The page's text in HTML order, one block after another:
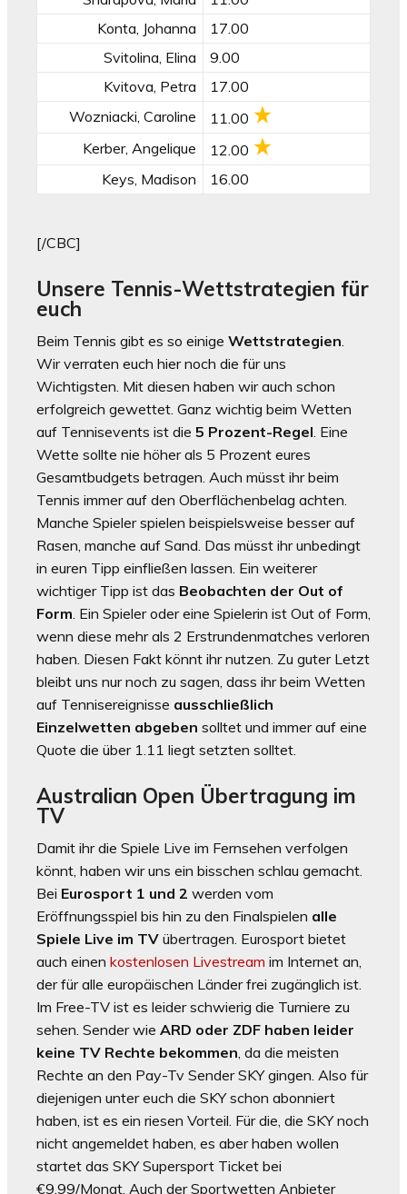
Konta, Johanna
17.00
Svitolina, Elina
9.00
Kvitova, Petra
17.00
Wozniacki, Caroline
11.00
Kerber, Angelique
12.00
Keys, Madison
16.00
[/CBC]
Unsere Tennis-Wettstrategien für
euch
Beim Tennis gibt es so einige Wettstrategien
Wir verraten euch hier noch die für uns
Wichtigsten. Mit diesen haben wir auch schon
erfolgreich gewettet. Ganz wichtig beim Wetten
auf Tennisevents ist die 5 Prozent-Regel . Eine
Wette sollte nie höher als 5 Prozent eures
Gesamtbudgets betragen. Auch müsst ihr beim
Tennis immer auf den Oberflächenbelag achten.
Manche Spieler spielen beispielsweise besser auf
Rasen, manche auf Sand. Das müsst ihr unbedingt
in euren Tipp einfließen lassen. Ein weiterer
wichtiger Tipp ist das Beobachten der Out of
Form . Ein Spieler oder eine Spielerin ist Out of Form,
wenn diese mehr als 2 Erstrundenmatches verloren
haben. Diesen Fakt könnt ihr nutzen. Zu guter Letzt
bleibt uns nur noch zu sagen, dass ihr beim Wetten
auf Tennisereignisse ausschließlich
Einzelwetten abgeben solltet und immer auf eine
Quote die über 1.11 liegt setzten solltet.
Australian Open Übertragung im
TV
Damit ihr die Spiele Live im Fernsehen verfolgen
könnt, haben wir uns ein bisschen schlau gemacht.
Bei Eurosport 1 und 2 werden vom
Eröffnungsspiel bis hin zu den Finalspielen alle
Spiele Live im TV übertragen. Eurosport bietet
auch einen kostenlosen Livestream im Internet an,
der für alle europäischen Länder frei zugänglich ist.
Im Free-TV ist es leider schwierig die Turniere zu
sehen. Sender wie ARD oder ZDF haben leider
keine TV Rechte bekommen , da die meisten
Rechte an den Pay-Tv Sender SKY gingen. Also für
diejenigen unter euch die SKY schon abonniert
haben, ist es ein riesen Vorteil. Für die, die SKY noch
nicht angemeldet haben, es aber haben wollen
startet das SKY Supersport Ticket bei
€9,99/Monat. Auch der Sportwetten Anbieter